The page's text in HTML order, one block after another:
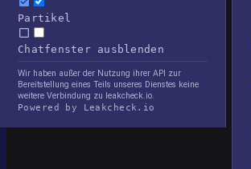
Partikel
Chatfenster ausblenden
Wir haben außer der Nutzung ihrer API zur
Bereitstellung eines Teils unseres Dienstes keine
weitere Verbindung zu leakcheck.io.
Powered by Leakcheck.io